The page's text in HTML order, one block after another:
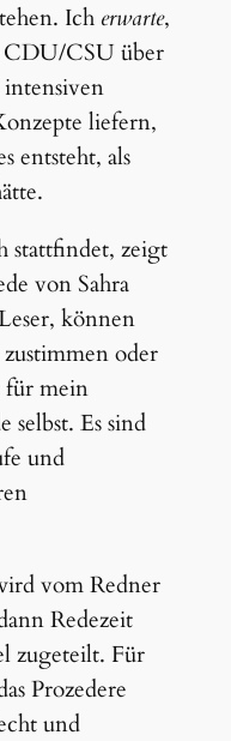
Ich erwarte,
CDU/CSU über
liefern,
entsteht, als
stattfindet, zeigt
von Sahra
können
oder
für mein
selbst. Es sind
und
vom Redner
Redezeit
zugeteilt. Für
Prozedere
und